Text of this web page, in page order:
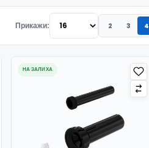
Прикажи: 2 3 4
НА ЗАЛИХА